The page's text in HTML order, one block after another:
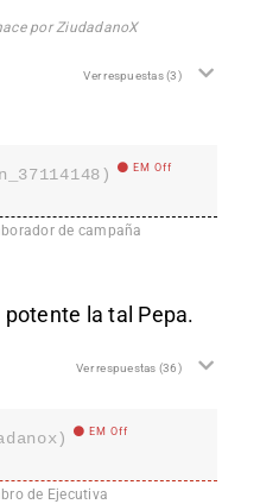
por ZiudadanoX
Ver respuestas(3)
EM Off
de campaña
la tal Pepa.
Ver respuestas (36)
EM Off
de Ejecutiva